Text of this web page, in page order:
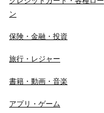
ン
保険・金融・投資
旅行・レジャー
書籍・動画・音楽
アプリ・ゲーム